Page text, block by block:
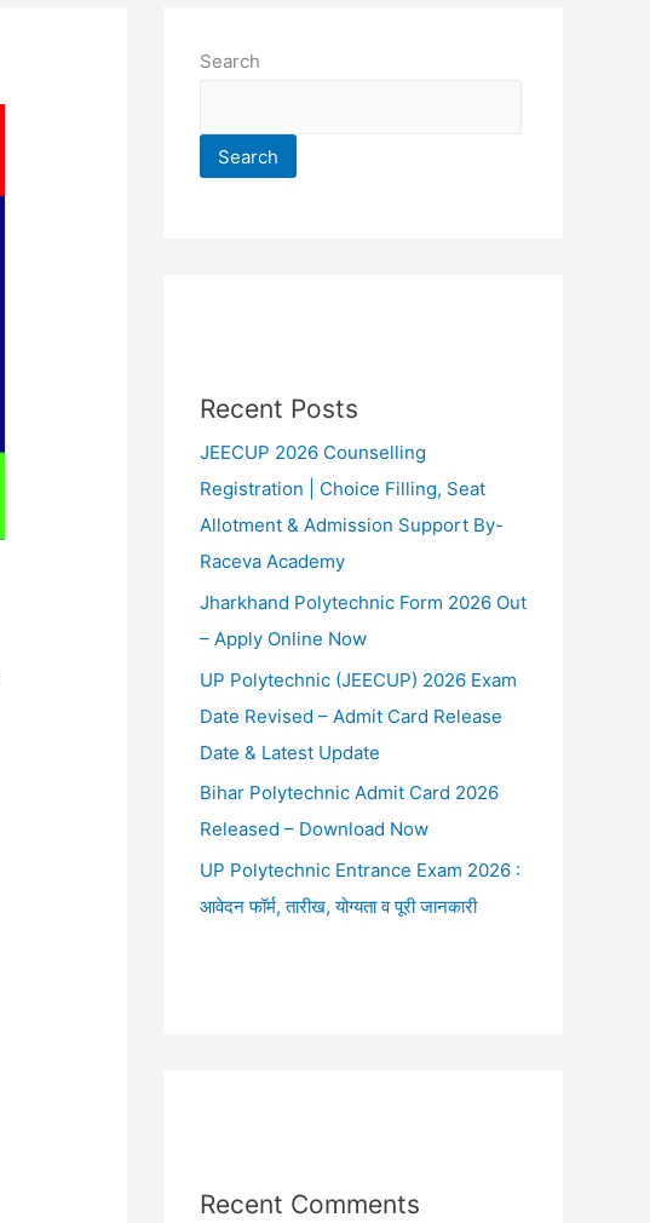
Search
Search
Recent Posts
JEECUP 2026 Counselling
Registration | Choice Filling, Seat
Allotment & Admission Support By-
Raceva Academy
Jharkhand Polytechnic Form 2026 Out
– Apply Online Now
UP Polytechnic (JEECUP) 2026 Exam
Date Revised – Admit Card Release
Date & Latest Update
Bihar Polytechnic Admit Card 2026
Released – Download Now
UP Polytechnic Entrance Exam 2026 :
आवेदन फॉर्म, तारीख, योग्यता व पूरी जानकारी
Recent Comments